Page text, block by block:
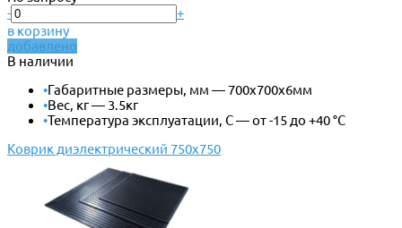
-
+
в корзину
добавлено
В наличии
•Габаритные размеры, мм — 700х700х6мм
•Вес, кг — 3.5кг
•Температура эксплуатации, С — от -15 до +40 °С
Коврик диэлектрический 750х750